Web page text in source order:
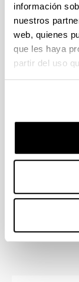
información
nuestros
web, quienes
que les haya
partir del uso
Criterios
(Abre una
(Abre una
Ayudas y
(Abre una